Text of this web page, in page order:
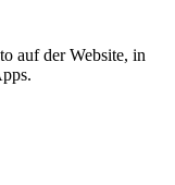
auf der Website, in